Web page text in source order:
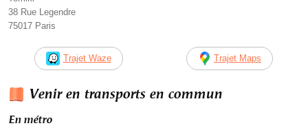
38 Rue Legendre
75017 Paris
Trajet Waze Trajet Maps
Venir en transports en commun
En métro